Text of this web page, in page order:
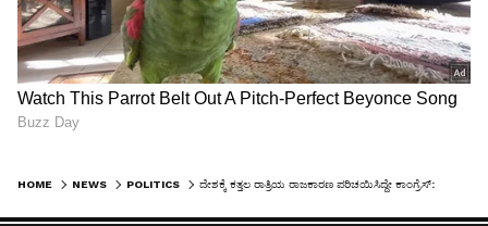
HOME NEWS POLITICS